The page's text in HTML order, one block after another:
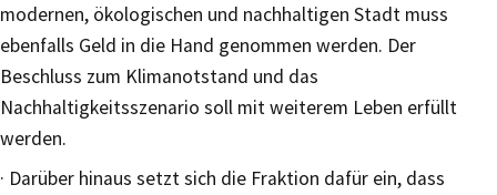
modernen, ökologischen und nachhaltigen Stadt muss
ebenfalls Geld in die Hand genommen werden. Der
Beschluss zum Klimanotstand und das
Nachhaltigkeitsszenario soll mit weiterem Leben erfüllt
werden.
· Darüber hinaus setzt sich die Fraktion dafür ein, dass